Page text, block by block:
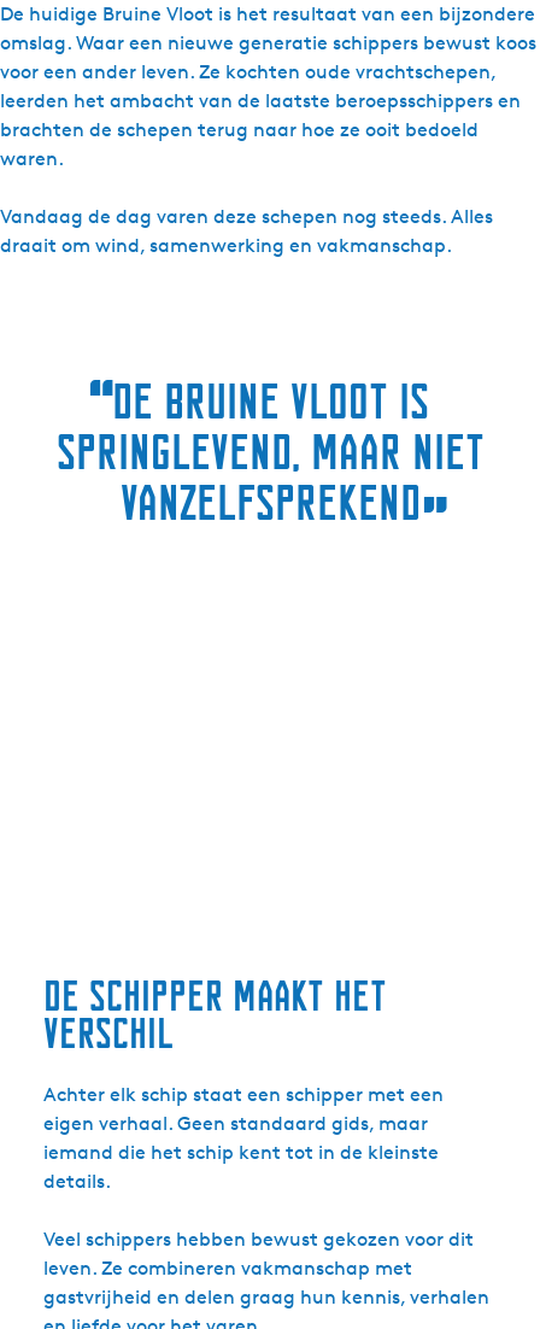
De huidige Bruine Vloot is het resultaat van een bijzondere
omslag. Waar een nieuwe generatie schippers bewust koos
voor een ander leven. Ze kochten oude vrachtschepen,
leerden het ambacht van de laatste beroepsschippers en
brachten de schepen terug naar hoe ze ooit bedoeld
waren.
Vandaag de dag varen deze schepen nog steeds. Alles
draait om wind, samenwerking en vakmanschap.
“De Bruine Vloot is
springlevend, maar niet
vanzelfsprekend”
De schipper maakt het
verschil
Achter elk schip staat een schipper met een
eigen verhaal. Geen standaard gids, maar
iemand die het schip kent tot in de kleinste
details.
Veel schippers hebben bewust gekozen voor dit
leven. Ze combineren vakmanschap met
gastvrijheid en delen graag hun kennis, verhalen